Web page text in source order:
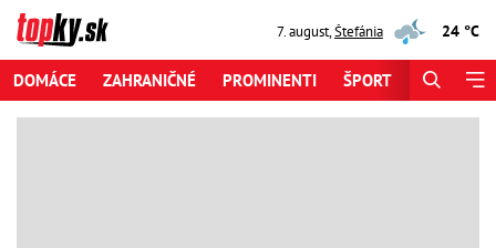
7. august,Štefánia 24 °C
DOMÁCE ZAHRANIČNÉ PROMINENTI ŠPORT